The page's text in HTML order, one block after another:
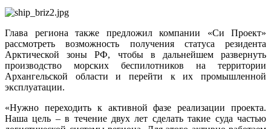
Глава региона также предложил компании «Си Проект»
рассмотреть возможность получения статуса резидента
Арктической зоны РФ, чтобы в дальнейшем развернуть
производство морских беспилотников на территории
Архангельской области и перейти к их промышленной
эксплуатации.
«Нужно переходить к активной фазе реализации проекта.
Наша цель – в течение двух лет сделать такие суда частью